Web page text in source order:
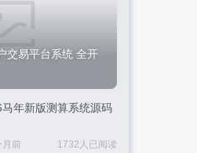
交易平台系统 全开
马年新版测算系统源码
月前 1732人已阅读